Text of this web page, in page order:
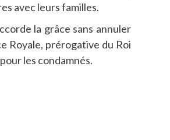
avec leurs familles.
la grâce sans annuler
Royale, prérogative du Roi
les condamnés.